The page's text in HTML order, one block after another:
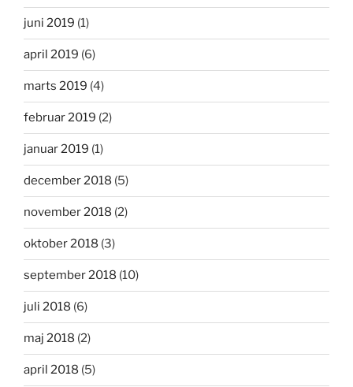
juni 2019 (1)
april 2019 (6)
marts 2019 (4)
februar 2019 (2)
januar 2019 (1)
december 2018 (5)
november 2018 (2)
oktober 2018 (3)
september 2018 (10)
juli 2018 (6)
maj 2018 (2)
april 2018 (5)